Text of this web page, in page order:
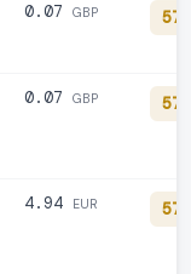
0.07 GBP 57
0.07 GBP 57
4.94 EUR 57